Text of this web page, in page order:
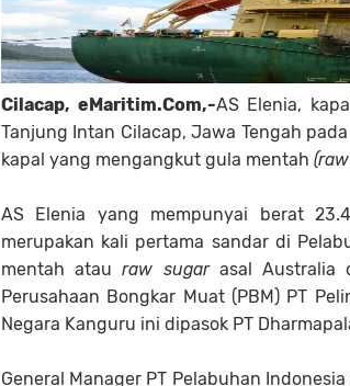
Cilacap, eMaritim.Com,-AS Elenia,
Tanjung Intan Cilacap, Jawa Tengah
kapal yang mengangkut gula mentah
AS Elenia yang mempunyai berat
merupakan kali pertama sandar di
mentah atauraw sugarasal Australia
Perusahaan Bongkar Muat (PBM) PT
Negara Kanguru ini dipasok PT
General Manager PT Pelabuhan